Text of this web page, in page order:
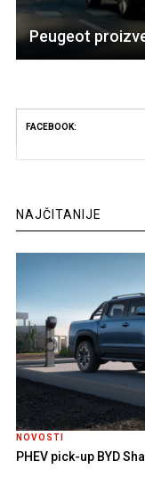
Peugeot
FACEBOOK:
NAJČITANIJE
NOVOSTI
PHEV pick-up BYD